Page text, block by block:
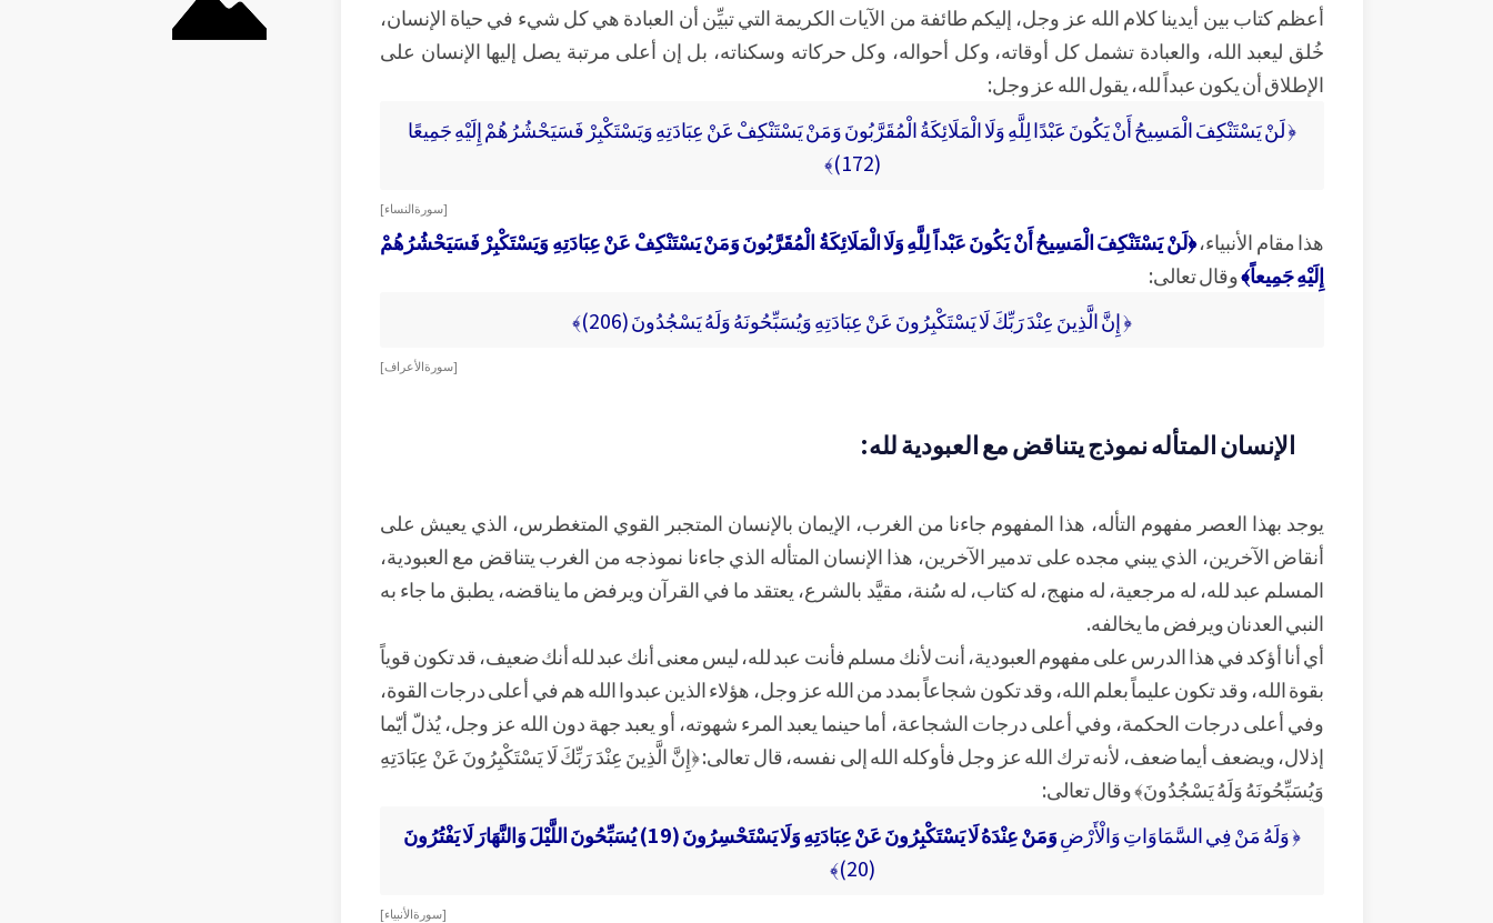
أعظم كتاب بين أيدينا كلام الله عز وجل، إليكم طائفة من الآيات الكريمة التي تبيِّن أن العبادة هي كل شيء في حياة الإنسان،
خُلق ليعبد الله، والعبادة تشمل كل أوقاته، وكل أحواله، وكل حركاته وسكناته، بل إن أعلى مرتبة يصل إليها الإنسان على
الإطلاق أن يكون عبداً لله، يقول الله عز وجل:
﴿ لَنْ يَسْتَنْكِفَ الْمَسِيحُ أَنْ يَكُونَ عَبْدًا لِلَّهِ وَلَا الْمَلَائِكَةُ الْمُقَرَّبُونَ وَمَنْ يَسْتَنْكِفْ عَنْ عِبَادَتِهِ وَيَسْتَكْبِرْ فَسَيَحْشُرُهُمْ إِلَيْهِ جَمِيعًا
(172)﴾
[ سورة النساء ]
هذا مقام الأنبياء،﴿لَنْ يَسْتَنْكِفَ الْمَسِيحُ أَنْ يَكُونَ عَبْداً لِلَّهِ وَلَا الْمَلَائِكَةُ الْمُقَرَّبُونَ وَمَنْ يَسْتَنْكِفْ عَنْ عِبَادَتِهِ وَيَسْتَكْبِرْ فَسَيَحْشُرُهُمْ
إِلَيْهِ جَمِيعاً﴾وقال تعالى:
﴿ إِنَّ الَّذِينَ عِنْدَ رَبِّكَ لَا يَسْتَكْبِرُونَ عَنْ عِبَادَتِهِ وَيُسَبِّحُونَهُ وَلَهُ يَسْجُدُونَ (206)﴾
[ سورة الأعراف ]
الإنسان المتأله نموذج يتناقض مع العبودية لله:
يوجد بهذا العصر مفهوم التأله، هذا المفهوم جاءنا من الغرب، الإيمان بالإنسان المتجبر القوي المتغطرس، الذي يعيش على
أنقاض الآخرين، الذي يبني مجده على تدمير الآخرين، هذا الإنسان المتأله الذي جاءنا نموذجه من الغرب يتناقض مع العبودية،
المسلم عبد لله، له مرجعية، له منهج، له كتاب، له سُنة، مقيَّد بالشرع، يعتقد ما في القرآن ويرفض ما يناقضه، يطبق ما جاء به
النبي العدنان ويرفض ما يخالفه.
أي أنا أؤكد في هذا الدرس على مفهوم العبودية، أنت لأنك مسلم فأنت عبد لله، ليس معنى أنك عبد لله أنك ضعيف، قد تكون قوياً
بقوة الله، وقد تكون عليماً بعلم الله، وقد تكون شجاعاً بمدد من الله عز وجل، هؤلاء الذين عبدوا الله هم في أعلى درجات القوة،
وفي أعلى درجات الحكمة، وفي أعلى درجات الشجاعة، أما حينما يعبد المرء شهوته، أو يعبد جهة دون الله عز وجل، يُذلّ أيّما
إذلال، ويضعف أيما ضعف، لأنه ترك الله عز وجل فأوكله الله إلى نفسه، قال تعالى: ﴿إِنَّ الَّذِينَ عِنْدَ رَبِّكَ لَا يَسْتَكْبِرُونَ عَنْ عِبَادَتِهِ
وَيُسَبِّحُونَهُ وَلَهُ يَسْجُدُونَ﴾ وقال تعالى:
﴿ وَلَهُ مَنْ فِي السَّمَاوَاتِ وَالْأَرْضِوَمَنْ عِنْدَهُ لَا يَسْتَكْبِرُونَ عَنْ عِبَادَتِهِ وَلَا يَسْتَحْسِرُونَ (19) يُسَبِّحُونَ اللَّيْلَ وَالنَّهَارَ لَا يَفْتُرُونَ
(20)﴾
[ سورة الأنبياء ]